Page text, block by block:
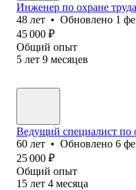
Инженер по охране труда
48 лет • Обновлено 1
45 000 ₽
Общий опыт
5 лет 9 месяцев
Ведущий специалист по
60 лет • Обновлено 6
25 000 ₽
Общий опыт
15 лет 4 месяца